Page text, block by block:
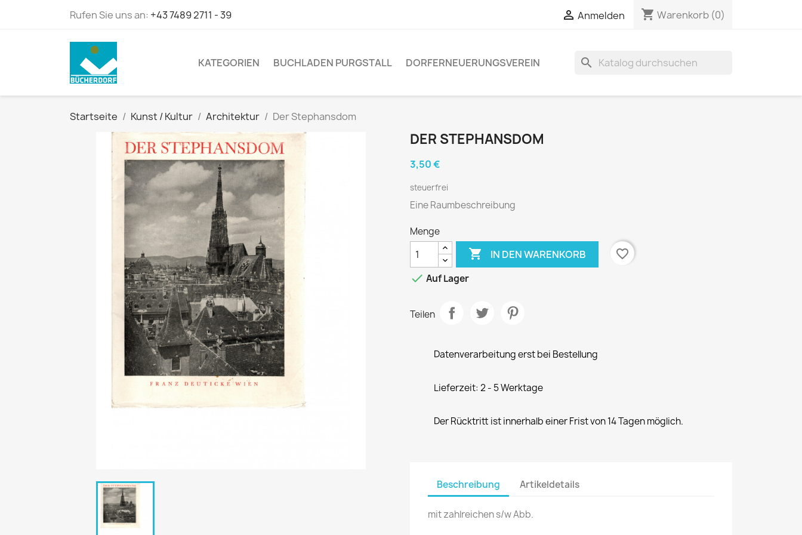
Rufen Sie uns an: +43 7489 2711 - 39  Anmelden shopping_cart Warenkorb (0)
KATEGORIEN BUCHLADEN PURGSTALL DORFERNEUERUNGSVEREIN search
Startseite Kunst / Kultur Architektur Der Stephansdom
DER STEPHANSDOM
3,50 €
steuerfrei
Eine Raumbeschreibung
Menge
 IN DEN WARENKORB
favorite_border
 Auf Lager
Teilen
Datenverarbeitung erst bei Bestellung
Lieferzeit: 2 - 5 Werktage
Der Rücktritt ist innerhalb einer Frist von 14 Tagen möglich.
Beschreibung Artikeldetails
mit zahlreichen s/w Abb.